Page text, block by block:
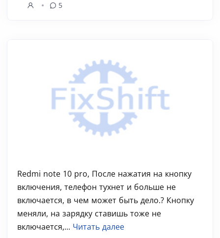
5
Redmi note 10 pro, После нажатия на кнопку
включения, телефон тухнет и больше не
включается, в чем может быть дело.? Кнопку
меняли, на зарядку ставишь тоже не
включается,... Читать далее